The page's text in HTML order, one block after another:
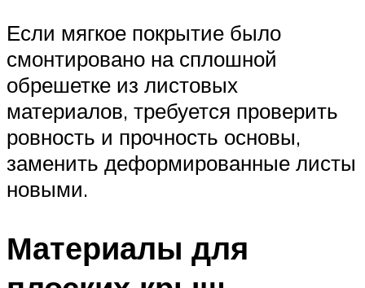
Если мягкое покрытие было
смонтировано на сплошной
обрешетке из листовых
материалов, требуется проверить
ровность и прочность основы,
заменить деформированные листы
новыми.
Материалы для